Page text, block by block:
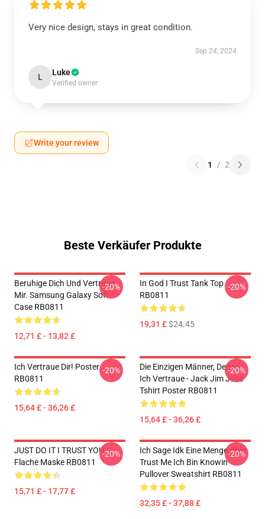
Very nice design, stays in great condition.
Sep 24, 2024
L Luke
Verified owner
Write your review
1 / 2
Beste Verkäufer Produkte
Beruhige Dich Und Vertraue
Mir. Samsung Galaxy Soft
Case RB0811
12,71 £ - 13,82 £
-20%
In God I Trust Tank Top
RB0811
19,31 £$24.45
-20%
Ich Vertraue Dir! Poster
RB0811
15,64 £ - 36,26 £
-20%
Die Einzigen Männer, Denen
Ich Vertraue - Jack Jim Jose
Tshirt Poster RB0811
15,64 £ - 36,26 £
-20%
JUST DO IT I TRUST YOU -
Flache Maske RB0811
15,71 £ - 17,77 £
-20%
Ich Sage Idk Eine Menge Aber
Trust Me Ich Bin Knowin
Pullover Sweatshirt RB0811
32,35 £ - 37,88 £
-20%